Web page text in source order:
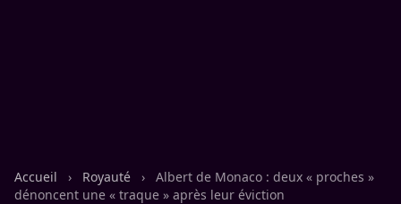
Accueil › Royauté ›
Albert de Monaco : deux « proches »
dénoncent une « traque » après leur éviction